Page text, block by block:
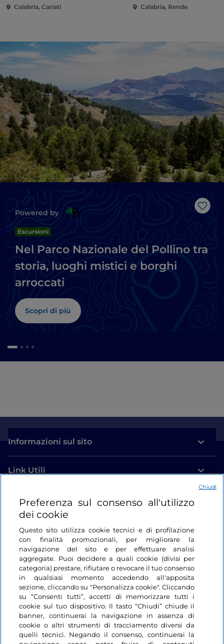
Calabria, Cariati Calabria, Rende
Like
Powered by
Escursioni
Nel Parco Nazionale del Pollino tra
storia, luoghi mistici e borghi
arroccati
Scopri di più
Informazioni sul sito
Link Utili
Login
Restiamo in contatto
Preferenza sul consenso all'utilizzo
dei cookie
Questo sito utilizza cookie tecnici e di profilazione
con finalità promozionali, per migliorare la
navigazione del sito e per effettuare analisi
aggregate. Puoi decidere a quali cookie (divisi per
categoria) prestare, rifiutare o revocare il tuo consenso
in qualsiasi momento accedendo all'apposita
sezione, cliccando su "Personalizza cookie". Cliccando
su “Consenti tutti”, accetti di memorizzare tutti i
cookie sul tuo dispositivo. Il tasto “Chiudi” chiude il
banner, continuerai la navigazione in assenza di
cookie o altri strumenti di tracciamento diversi da
quelli tecnici. Negando il consenso, continuerai la
Chiudi